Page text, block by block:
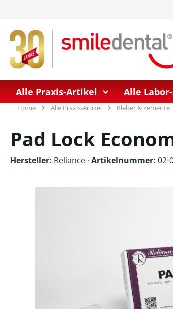
Alle Praxis-Artikel Alle
Home Alle Praxis-Artikel Kleber & Zemente
Pad Lock
Hersteller: Reliance · Artikelnummer: 02-